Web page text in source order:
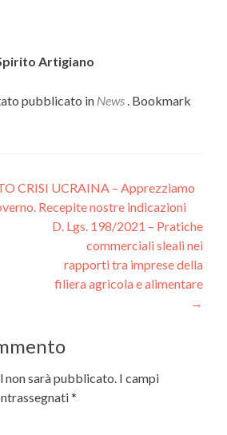
Artigiano
pubblicato in News . Bookmark
CRISI UCRAINA – Apprezziamo
Recepite nostre indicazioni
D. Lgs. 198/2021 – Pratiche
commerciali sleali nei
rapporti tra imprese della
filiera agricola e alimentare
→
non sarà pubblicato. I campi
*